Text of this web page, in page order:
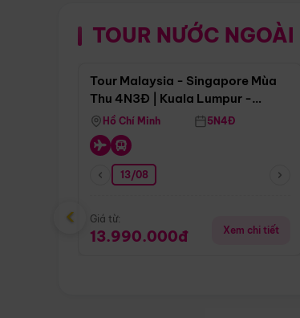
TOUR NƯỚC NGOÀI
Điểm nổi bật
Tour Malaysia - Singapore Mùa
Thu 4N3Đ | Kuala Lumpur -
Malacca - Johor Baru -
Singapore
Hồ Chí Minh 5N4Đ
13/08
Giá từ:
13.990.000đ Xem chi tiết
‹